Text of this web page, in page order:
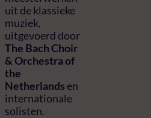
uit de klassieke
muziek,
uitgevoerd door
The Bach Choir
& Orchestra of
the
Netherlands en
internationale
solisten.